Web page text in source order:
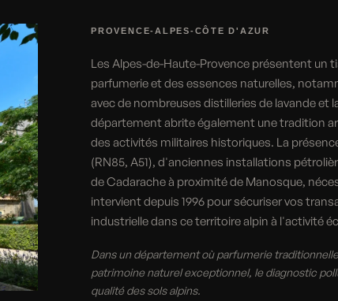
PROVENCE-ALPES-CÔTE D'AZUR
Les Alpes-de-Haute-Provence présentent un
parfumerie et des essences naturelles,
avec de nombreuses distilleries de lavande et
département abrite également une tradition
des activités militaires historiques. La
(RN85, A51), d'anciennes installations
de Cadarache à proximité de Manosque,
intervient depuis 1996 pour sécuriser vos
industrielle dans ce territoire alpin à l'activité
Dans un département où parfumerie
patrimoine naturel exceptionnel, le diagnostic
qualité des sols alpins.